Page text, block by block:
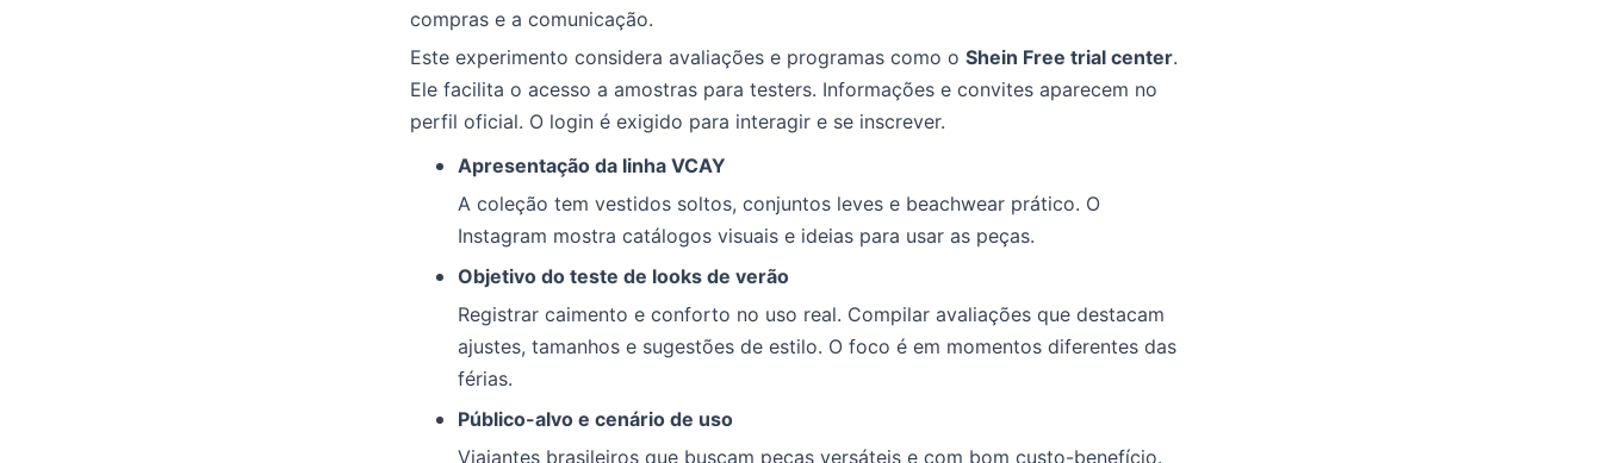
compras e a comunicação.
Este experimento considera avaliações e programas como o Shein Free trial center.
Ele facilita o acesso a amostras para testers. Informações e convites aparecem no
perfil oficial. O login é exigido para interagir e se inscrever.
Apresentação da linha VCAY
A coleção tem vestidos soltos, conjuntos leves e beachwear prático. O
Instagram mostra catálogos visuais e ideias para usar as peças.
Objetivo do teste de looks de verão
Registrar caimento e conforto no uso real. Compilar avaliações que destacam
ajustes, tamanhos e sugestões de estilo. O foco é em momentos diferentes das
férias.
Público-alvo e cenário de uso
Viajantes brasileiros que buscam peças versáteis e com bom custo-benefício.